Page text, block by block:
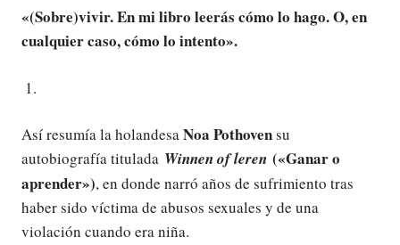
«(Sobre)vivir. En mi libro leerás cómo lo hago. O, en
cualquier caso, cómo lo intento».
Así resumía la holandesaNoa Pothovensu
autobiografía titulada Winnen of leren («Ganar o
aprender»), en donde narró años de sufrimiento tras
haber sido víctima de abusos sexuales y de una
violación cuando era niña.